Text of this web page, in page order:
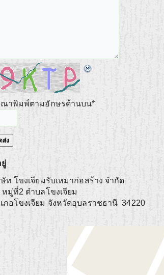
ณาพิมพ์ตามอักษรด้านบน*
ท โขงเจียมรับเหมาก่อสร้าง จำกัด
หมู่ที่2 ตำบลโขงเจียม
ภอโขงเจียม จังหวัดอุบลราชธานี 34220